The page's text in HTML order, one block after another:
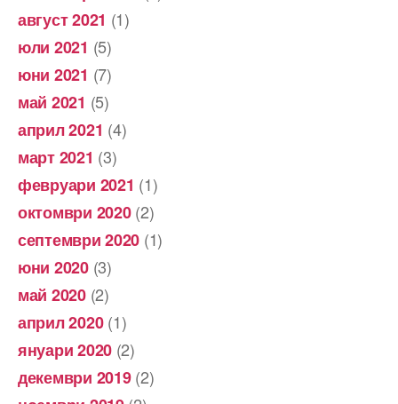
август 2021 (1)
юли 2021 (5)
юни 2021 (7)
май 2021 (5)
април 2021 (4)
март 2021 (3)
февруари 2021 (1)
октомври 2020(2)
септември 2020 (1)
юни 2020(3)
май 2020(2)
април 2020(1)
януари 2020 (2)
декември 2019(2)